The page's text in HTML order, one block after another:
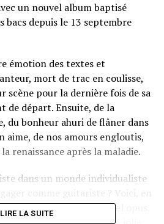
un nouvel album baptisé
bacs depuis le 13 septembre
émotion des textes et
mort de trac en coulisse,
scène pour la dernière fois de sa
de départ. Ensuite, de la
du bonheur ahuri de flâner dans
aime, de nos amours engloutis,
renaissance après la maladie.
dans un monde individualiste
question dans son nouvel opus.
LIRE LA SUITE